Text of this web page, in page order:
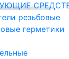
резьбовые
герметики